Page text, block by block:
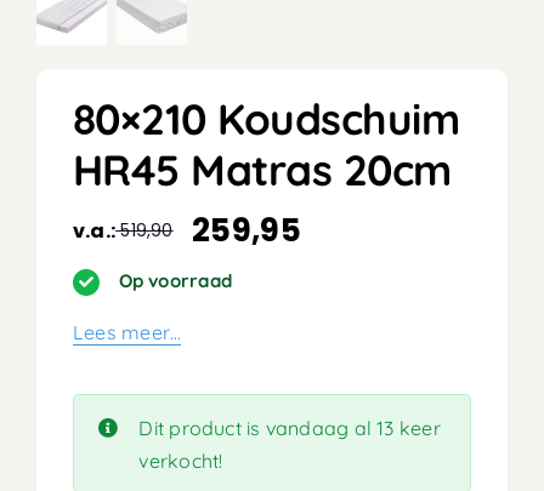
80×210 Koudschuim
HR45 Matras 20cm
v.a.:519,90
Oorspronkelijke
prijs
was:
519,90.
259,95
Huidige
prijs
is:
259,95.
Op voorraad
Lees meer…
Dit product is vandaag al 13 keer
verkocht!